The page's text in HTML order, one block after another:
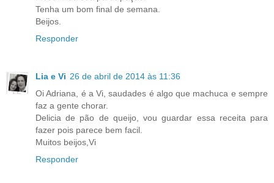
Tenha um bom final de semana.
Beijos.
Responder
Lia e Vi 26 de abril de 2014 às 11:36
Oi Adriana, é a Vi, saudades é algo que machuca e sempre
faz a gente chorar.
Delicia de pão de queijo, vou guardar essa receita para
fazer pois parece bem facil.
Muitos beijos,Vi
Responder